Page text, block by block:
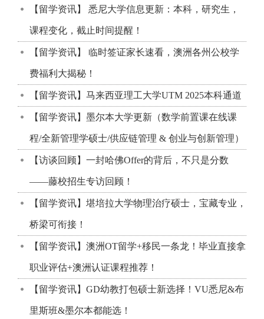
【留学资讯】 悉尼大学信息更新：本科，研究生，
课程变化，截止时间提醒！
【留学资讯】 临时签证家长速看，澳洲各州公校学
费福利大揭秘！
【留学资讯】马来西亚理工大学UTM 2025本科通道
【留学资讯】墨尔本大学更新（数学前置课在线课
程/全新管理学硕士/供应链管理 & 创业与创新管理）
【访谈回顾】一封哈佛Offer的背后，不只是分数
——藤校招生专访回顾！
【留学资讯】堪培拉大学物理治疗硕士，宝藏专业，
桥梁可衔接！
【留学资讯】澳洲OT留学+移民一条龙！毕业直接拿
职业评估+澳洲认证课程推荐！
【留学资讯】GD幼教打包硕士新选择！VU悉尼&布
里斯班&墨尔本都能选！